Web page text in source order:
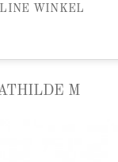
WINKEL
M